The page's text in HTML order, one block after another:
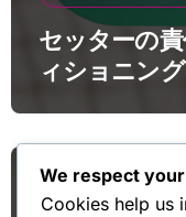
セッターの
ィショニン
We respect
Cookies help us